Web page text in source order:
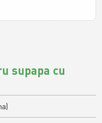
supapa cu